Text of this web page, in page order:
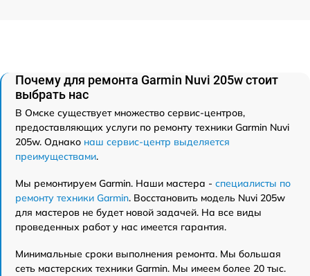
Почему для ремонта Garmin Nuvi 205w стоит
выбрать нас
В Омске существует множество сервис-центров,
предоставляющих услуги по ремонту техники Garmin Nuvi
205w. Однако наш сервис-центр выделяется
преимуществами.
Мы ремонтируем Garmin. Наши мастера - специалисты по
ремонту техники Garmin. Восстановить модель Nuvi 205w
для мастеров не будет новой задачей. На все виды
проведенных работ у нас имеется гарантия.
Минимальные сроки выполнения ремонта. Мы большая
сеть мастерских техники Garmin. Мы имеем более 20 тыс.